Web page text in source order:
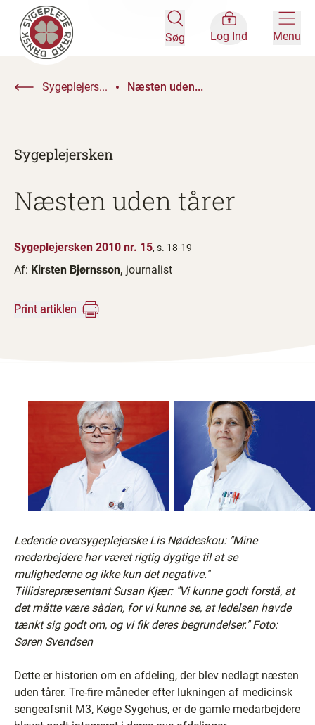
Søg Log Ind Menu
Sygeplejers... Næsten uden...
Sygeplejersken
Næsten uden tårer
Sygeplejersken 2010 nr. 15, s. 18-19
Af: Kirsten Bjørnsson, journalist
Print artiklen
Ledende oversygeplejerske Lis Nøddeskou: "Mine
medarbejdere har været rigtig dygtige til at se
mulighederne og ikke kun det negative."
Tillidsrepræsentant Susan Kjær: "Vi kunne godt forstå, at
det måtte være sådan, for vi kunne se, at ledelsen havde
tænkt sig godt om, og vi fik deres begrundelser." Foto:
Søren Svendsen
Dette er historien om en afdeling, der blev nedlagt næsten
uden tårer. Tre-fire måneder efter lukningen af medicinsk
sengeafsnit M3, Køge Sygehus, er de gamle medarbejdere